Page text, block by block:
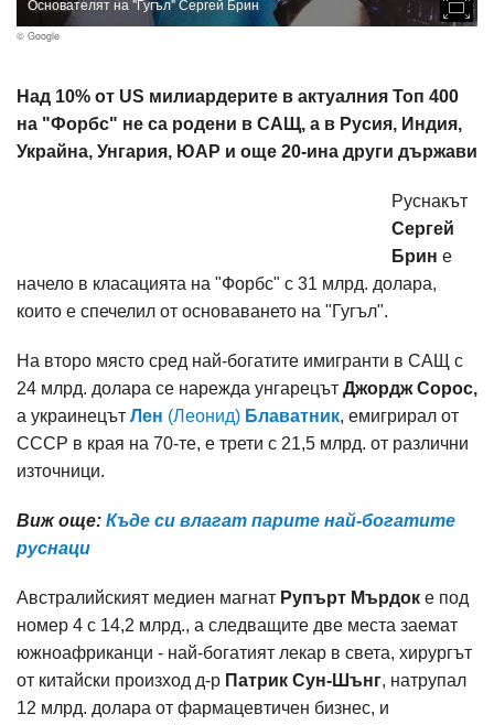
Основателят на "Гугъл" Сергей Брин
© Google
Над 10% от US милиардерите в актуалния Топ 400
на "Форбс" не са родени в САЩ, а в Русия, Индия,
Украйна, Унгария, ЮАР и още 20-ина други държави
Руснакът
Сергей
Брин е
начело в класацията на "Форбс" с 31 млрд. долара,
които е спечелил от основаването на "Гугъл".
На второ място сред най-богатите имигранти в САЩ с
24 млрд. долара се нарежда унгарецът Джордж Сорос,
а украинецът Лен (Леонид) Блаватник, емигрирал от
СССР в края на 70-те, е трети с 21,5 млрд. от различни
източници.
Виж още: Къде си влагат парите най-богатите
руснаци
Австралийският медиен магнат Рупърт Мърдок е под
номер 4 с 14,2 млрд., а следващите две места заемат
южноафриканци - най-богатият лекар в света, хирургът
от китайски произход д-р Патрик Сун-Шънг, натрупал
12 млрд. долара от фармацевтичен бизнес, и